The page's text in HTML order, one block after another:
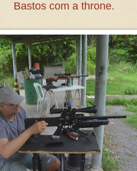
Bastos com a throne.